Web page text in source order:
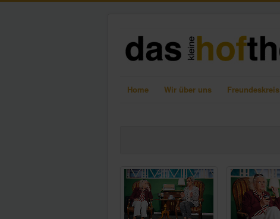
Home Wir über uns Freundeskreis